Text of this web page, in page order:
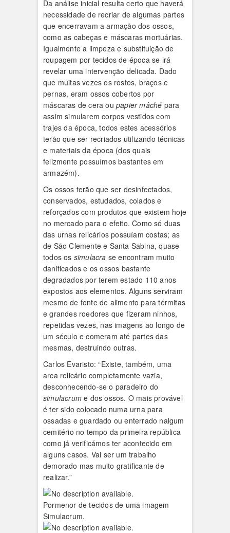
Da análise inicial resulta certo que haverá
necessidade de recriar de algumas partes
que encerravam a armação dos ossos,
como as cabeças e máscaras mortuárias.
Igualmente a limpeza e substituição de
roupagem por tecidos de época se irá
revelar uma intervenção delicada. Dado
que muitas vezes os rostos, braços e
pernas, eram ossos cobertos por
máscaras de cera ou papier mâché para
assim simularem corpos vestidos com
trajes da época, todos estes acessórios
terão que ser recriados utilizando técnicas
e materiais da época (dos quais
felizmente possuímos bastantes em
armazém).
Os ossos terão que ser desinfectados,
conservados, estudados, colados e
reforçados com produtos que existem hoje
no mercado para o efeito. Como só duas
das urnas relicários possuíam costas; as
de São Clemente e Santa Sabina, quase
todos os simulacra se encontram muito
danificados e os ossos bastante
degradados por terem estado 110 anos
expostos aos elementos. Alguns serviram
mesmo de fonte de alimento para térmitas
e grandes roedores que fizeram ninhos,
repetidas vezes, nas imagens ao longo de
um século e comeram até partes das
mesmas, destruindo outras.
Carlos Evaristo: “Existe, também, uma
arca relicário completamente vazia,
desconhecendo-se o paradeiro do
simulacrum e dos ossos. O mais provável
é ter sido colocado numa urna para
ossadas e guardado ou enterrado nalgum
cemitério no tempo da primeira república
como já verificámos ter acontecido em
alguns casos. Vai ser um trabalho
demorado mas muito gratificante de
realizar.”
Pormenor de tecidos de uma imagem
Simulacrum.